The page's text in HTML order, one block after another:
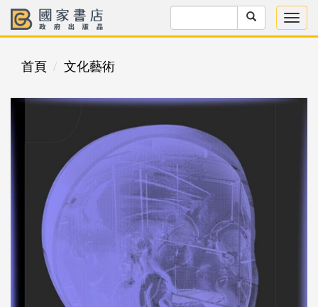
首頁 文化藝術